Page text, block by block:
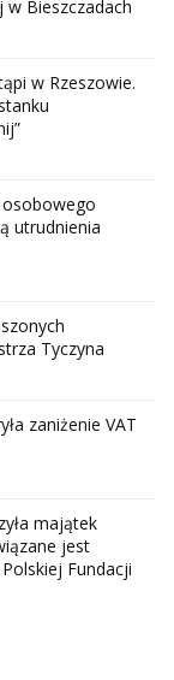
w Bieszczadach
w Rzeszowie.
utrudnienia
Tyczyna
zaniżenie VAT
majątek
jest
Fundacji